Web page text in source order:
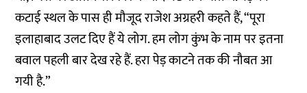
कटाई स्थल के पास ही मौजूद राजेश अग्रहरी कहते हैं, “पूरा
इलाहाबाद उलट दिए हैं ये लोग. हम लोग कुंभ के नाम पर इतना
बवाल पहली बार देख रहे हैं. हरा पेड़ काटने तक की नौबत आ
गयी है.”